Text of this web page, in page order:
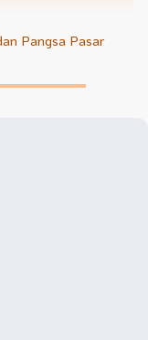
Pangsa Pasar